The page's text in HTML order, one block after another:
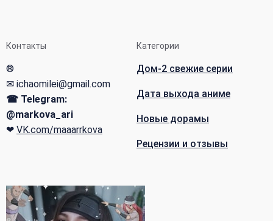
Контакты
®
✉ ichaomilei@gmail.com
☎ Telegram:
@markova_ari
❤ VK.com/maaarrkova
Категории
Дом-2 свежие серии
Дата выхода аниме
Новые дорамы
Рецензии и отзывы